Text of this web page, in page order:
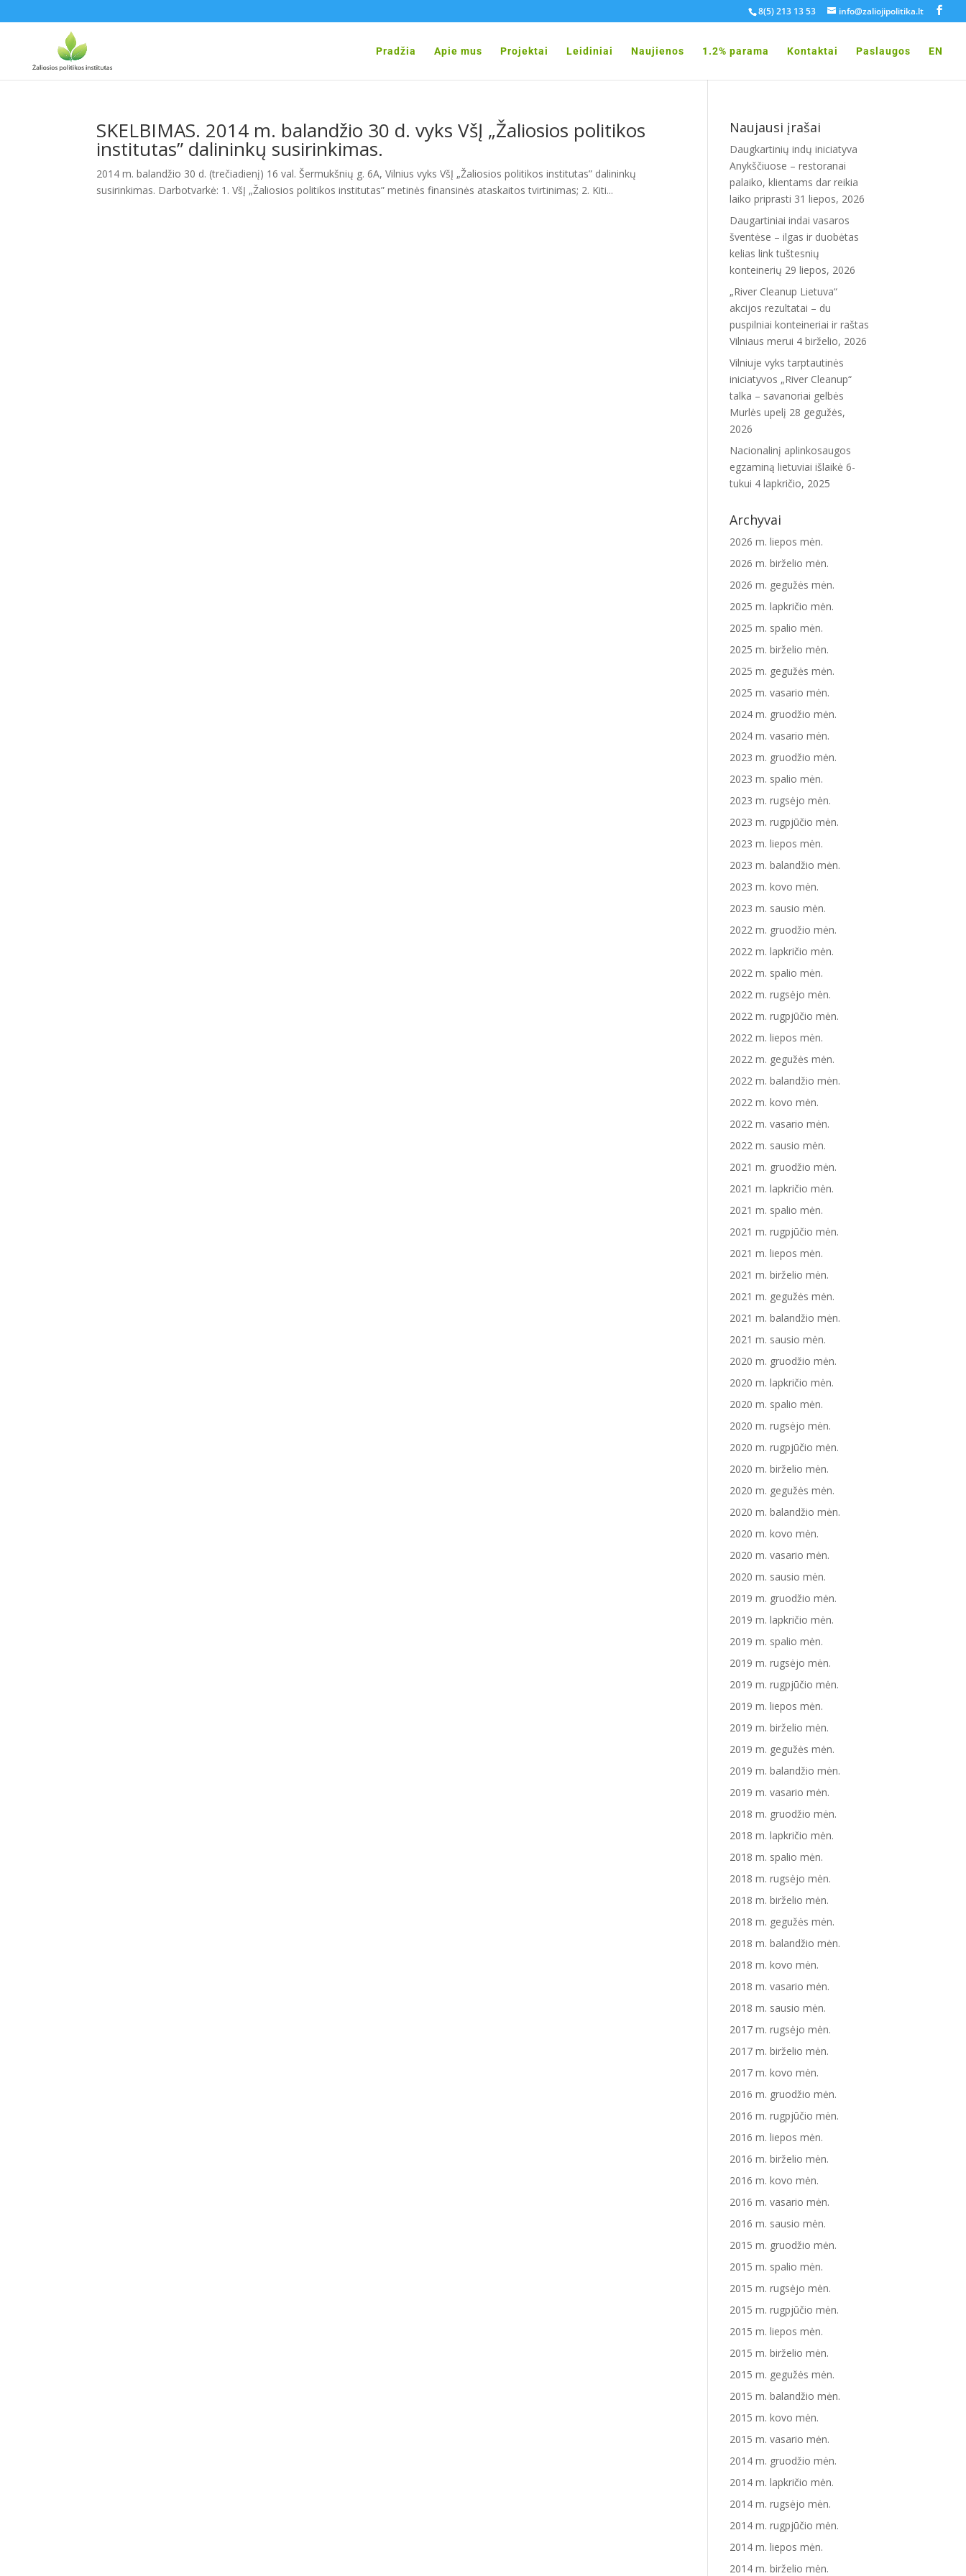
8(5) 213 13 53 info@zaliojipolitika.lt
Pradžia Apie mus Projektai Leidiniai Naujienos 1.2% parama Kontaktai Paslaugos EN
SKELBIMAS. 2014 m. balandžio 30 d. vyks VšĮ „Žaliosios politikos
institutas” dalininkų susirinkimas.
2014 m. balandžio 30 d. (trečiadienį) 16 val. Šermukšnių g. 6A, Vilnius vyks VšĮ „Žaliosios politikos institutas” dalininkų
susirinkimas. Darbotvarkė: 1. VšĮ „Žaliosios politikos institutas” metinės finansinės ataskaitos tvirtinimas; 2. Kiti...
Naujausi įrašai
Daugkartinių indų iniciatyva
Anykščiuose – restoranai
palaiko, klientams dar reikia
laiko priprasti 31 liepos, 2026
Daugartiniai indai vasaros
šventėse – ilgas ir duobėtas
kelias link tuštesnių
konteinerių 29 liepos, 2026
„River Cleanup Lietuva“
akcijos rezultatai – du
puspilniai konteineriai ir raštas
Vilniaus merui 4 birželio, 2026
Vilniuje vyks tarptautinės
iniciatyvos „River Cleanup“
talka – savanoriai gelbės
Murlės upelį 28 gegužės,
2026
Nacionalinį aplinkosaugos
egzaminą lietuviai išlaikė 6-
tukui 4 lapkričio, 2025
Archyvai
2026 m. liepos mėn.
2026 m. birželio mėn.
2026 m. gegužės mėn.
2025 m. lapkričio mėn.
2025 m. spalio mėn.
2025 m. birželio mėn.
2025 m. gegužės mėn.
2025 m. vasario mėn.
2024 m. gruodžio mėn.
2024 m. vasario mėn.
2023 m. gruodžio mėn.
2023 m. spalio mėn.
2023 m. rugsėjo mėn.
2023 m. rugpjūčio mėn.
2023 m. liepos mėn.
2023 m. balandžio mėn.
2023 m. kovo mėn.
2023 m. sausio mėn.
2022 m. gruodžio mėn.
2022 m. lapkričio mėn.
2022 m. spalio mėn.
2022 m. rugsėjo mėn.
2022 m. rugpjūčio mėn.
2022 m. liepos mėn.
2022 m. gegužės mėn.
2022 m. balandžio mėn.
2022 m. kovo mėn.
2022 m. vasario mėn.
2022 m. sausio mėn.
2021 m. gruodžio mėn.
2021 m. lapkričio mėn.
2021 m. spalio mėn.
2021 m. rugpjūčio mėn.
2021 m. liepos mėn.
2021 m. birželio mėn.
2021 m. gegužės mėn.
2021 m. balandžio mėn.
2021 m. sausio mėn.
2020 m. gruodžio mėn.
2020 m. lapkričio mėn.
2020 m. spalio mėn.
2020 m. rugsėjo mėn.
2020 m. rugpjūčio mėn.
2020 m. birželio mėn.
2020 m. gegužės mėn.
2020 m. balandžio mėn.
2020 m. kovo mėn.
2020 m. vasario mėn.
2020 m. sausio mėn.
2019 m. gruodžio mėn.
2019 m. lapkričio mėn.
2019 m. spalio mėn.
2019 m. rugsėjo mėn.
2019 m. rugpjūčio mėn.
2019 m. liepos mėn.
2019 m. birželio mėn.
2019 m. gegužės mėn.
2019 m. balandžio mėn.
2019 m. vasario mėn.
2018 m. gruodžio mėn.
2018 m. lapkričio mėn.
2018 m. spalio mėn.
2018 m. rugsėjo mėn.
2018 m. birželio mėn.
2018 m. gegužės mėn.
2018 m. balandžio mėn.
2018 m. kovo mėn.
2018 m. vasario mėn.
2018 m. sausio mėn.
2017 m. rugsėjo mėn.
2017 m. birželio mėn.
2017 m. kovo mėn.
2016 m. gruodžio mėn.
2016 m. rugpjūčio mėn.
2016 m. liepos mėn.
2016 m. birželio mėn.
2016 m. kovo mėn.
2016 m. vasario mėn.
2016 m. sausio mėn.
2015 m. gruodžio mėn.
2015 m. spalio mėn.
2015 m. rugsėjo mėn.
2015 m. rugpjūčio mėn.
2015 m. liepos mėn.
2015 m. birželio mėn.
2015 m. gegužės mėn.
2015 m. balandžio mėn.
2015 m. kovo mėn.
2015 m. vasario mėn.
2014 m. gruodžio mėn.
2014 m. lapkričio mėn.
2014 m. rugsėjo mėn.
2014 m. rugpjūčio mėn.
2014 m. liepos mėn.
2014 m. birželio mėn.